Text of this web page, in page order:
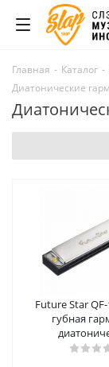
Главная - Каталог -
Диатонические
Future Star
губная